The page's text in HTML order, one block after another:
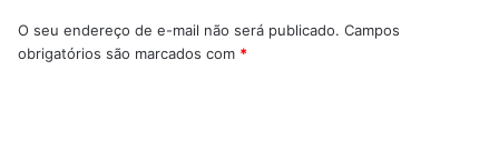
O seu endereço de e-mail não será publicado. Campos
obrigatórios são marcados com *